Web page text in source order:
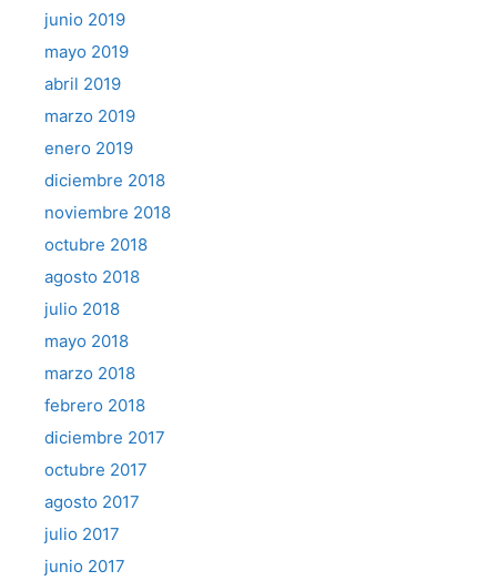
junio 2019
mayo 2019
abril 2019
marzo 2019
enero 2019
diciembre 2018
noviembre 2018
octubre 2018
agosto 2018
julio 2018
mayo 2018
marzo 2018
febrero 2018
diciembre 2017
octubre 2017
agosto 2017
julio 2017
junio 2017